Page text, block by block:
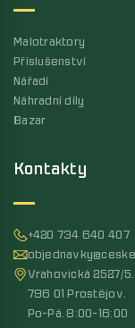
Kontakty
+420 734 640 407
Vrahovická 2527/5,
796 01 Prostějov,
Po-Pá, 8:00-16:00
Malotraktory
Příslušenství
Nářadí
Náhradní díly
Bazar